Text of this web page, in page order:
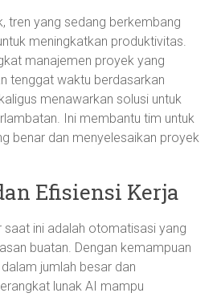
tren yang sedang berkembang
meningkatkan produktivitas.
manajemen proyek yang
tenggat waktu berdasarkan
menawarkan solusi untuk
Ini membantu tim untuk
benar dan menyelesaikan proyek
Efisiensi Kerja
saat ini adalah otomatisasi yang
buatan. Dengan kemampuan
jumlah besar dan
lunak AI mampu